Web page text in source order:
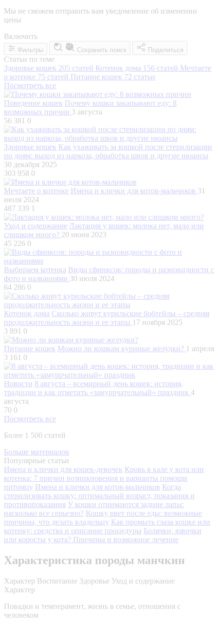
Мы не сможем отправить вам уведомление об изменении
цены
Включить
Фильтры Сохранить поиск Поделиться
Статьи по теме
Здоровье кошек 205 статей Котенок дома 156 статей Мечтаете
о котенке 75 статей Питание кошек 72 статьи
Посмотреть все
Поведение кошек Почему кошки закапывают еду: 8
возможных причин 3 августа
56 381 0
Здоровье кошек Как ухаживать за кошкой после стерилизации
по дням: выход из наркоза, обработка швов и другие нюансы
30 декабря 2025
303 958 0
Мечтаете о котенке Имена и клички для котов-мальчиков 31
июля 2024
487 339 1
Уход и содержание Лактация у кошек: молока нет, мало или
слишком много? 20 июня 2023
45 226 0
Выбираем котенка Виды сфинксов: породы и разновидности с
фото и названиями 30 июля 2024
64 286 0
Котенок дома Сколько живут курильские бобтейлы – средняя
продолжительность жизни и ее этапы 17 ноября 2025
3 891 0
Питание кошек Можно ли кошкам куриные желудки? 1 апреля
3 161 0
Новости 8 августа – всемирный день кошек: история,
традиции и как отметить «замуррчательный» праздник 4
августа
70 0
Посмотреть все
Более 1 500 статей
Больше материалов
Популярные статьи
Имена и клички для кошек-девочек Кровь в кале у кота или
котенка: 7 причин возникновения и варианты помощи
питомцу Имена и клички для котов-мальчиков Когда
стерилизовать кошку: оптимальный возраст, показания и
противопоказания У кошки отнимаются задние лапы:
насколько все серьезно? Кошку рвет после еды: возможные
причины, что делать владельцу Как промыть глаза кошке или
котенку: средства и описание процедуры Болячки, язвочки
или коросты у кота? Причины и возможное лечение
Характеристика породы манчкин
Характер Воспитание Здоровье Уход и содержание
Характер
Повадки и темперамент, жизнь в семье, отношения с
человеком